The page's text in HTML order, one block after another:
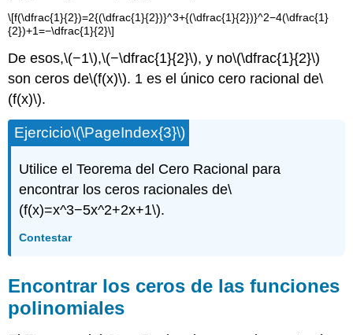
\[f(\dfrac{1}{2})=2{(\dfrac{1}{2})}^3+{(\dfrac{1}{2})}^2−4(\dfrac{1}
{2})+1=−\dfrac{1}{2}\]
De esos,\(−1\),\(−\dfrac{1}{2}\), y no\(\dfrac{1}{2}\)
son ceros de\(f(x)\). 1 es el único cero racional de\
(f(x)\).
Ejercicio\(\PageIndex{3}\)
Utilice el Teorema del Cero Racional para
encontrar los ceros racionales de\
(f(x)=x^3−5x^2+2x+1\).
Contestar
Encontrar los ceros de las funciones
polinomiales